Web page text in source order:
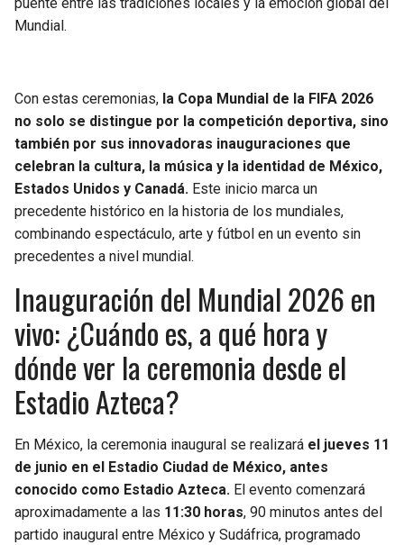
puente entre las tradiciones locales y la emoción global del
Mundial.
Con estas ceremonias, la Copa Mundial de la FIFA 2026
no solo se distingue por la competición deportiva, sino
también por sus innovadoras inauguraciones que
celebran la cultura, la música y la identidad de México,
Estados Unidos y Canadá. Este inicio marca un
precedente histórico en la historia de los mundiales,
combinando espectáculo, arte y fútbol en un evento sin
precedentes a nivel mundial.
Inauguración del Mundial 2026 en
vivo: ¿Cuándo es, a qué hora y
dónde ver la ceremonia desde el
Estadio Azteca?
En México, la ceremonia inaugural se realizará el jueves 11
de junio en el Estadio Ciudad de México, antes
conocido como Estadio Azteca. El evento comenzará
aproximadamente a las 11:30 horas, 90 minutos antes del
partido inaugural entre México y Sudáfrica, programado